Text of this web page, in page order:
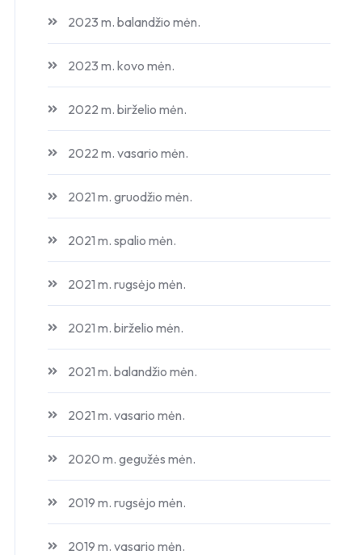
2023 m. balandžio mėn.
2023 m. kovo mėn.
2022 m. birželio mėn.
2022 m. vasario mėn.
2021 m. gruodžio mėn.
2021 m. spalio mėn.
2021 m. rugsėjo mėn.
2021 m. birželio mėn.
2021 m. balandžio mėn.
2021 m. vasario mėn.
2020 m. gegužės mėn.
2019 m. rugsėjo mėn.
2019 m. vasario mėn.